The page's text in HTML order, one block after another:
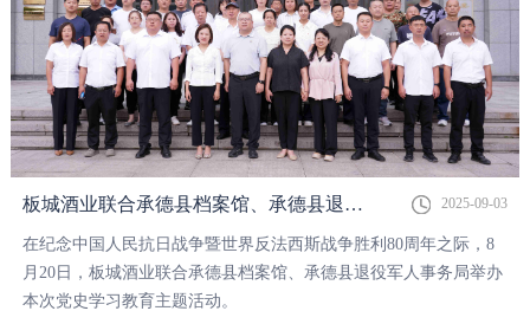
板城酒业联合承德县档案馆、承德县退役军人事务局开展党史学习教育活动 2025-09-03
在纪念中国人民抗日战争暨世界反法西斯战争胜利80周年之际，8
月20日，板城酒业联合承德县档案馆、承德县退役军人事务局举办
本次党史学习教育主题活动。